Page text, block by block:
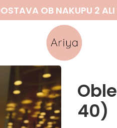
OB NAKUPU 2
40)